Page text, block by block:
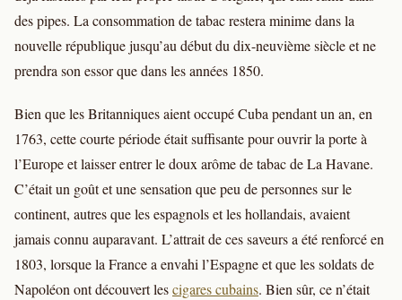
des pipes. La consommation de tabac restera minime dans la
nouvelle république jusqu’au début du dix-neuvième siècle et ne
prendra son essor que dans les années 1850.
Bien que les Britanniques aient occupé Cuba pendant un an, en
1763, cette courte période était suffisante pour ouvrir la porte à
l’Europe et laisser entrer le doux arôme de tabac de La Havane.
C’était un goût et une sensation que peu de personnes sur le
continent, autres que les espagnols et les hollandais, avaient
jamais connu auparavant. L’attrait de ces saveurs a été renforcé en
1803, lorsque la France a envahi l’Espagne et que les soldats de
Napoléon ont découvert lescigares cubains. Bien sûr, ce n’était